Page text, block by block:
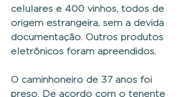
celulares e 400 vinhos, todos de
origem estrangeira, sem a devida
documentação. Outros produtos
eletrônicos foram apreendidos.
O caminhoneiro de 37 anos foi
preso. De acordo com o tenente